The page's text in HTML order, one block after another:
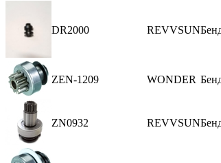
DR2000 REVVSUN
ZEN-1209 WONDER
ZN0932 REVVSUN